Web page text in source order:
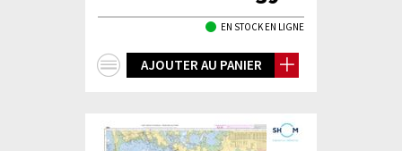
EN STOCK EN LIGNE
AJOUTER AU PANIER